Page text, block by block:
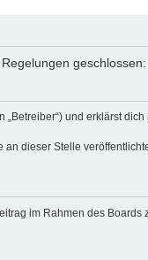
geschlossen:
und erklärst
an dieser Stelle
im Rahmen des Boards